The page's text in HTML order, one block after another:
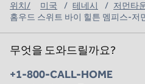
위치/ 미국 / 테네시 / 저먼타
홈우드 스위트 바이 힐튼 멤피스-저
무엇을 도와드릴까요?
전화:
+1-800-CALL-HOME